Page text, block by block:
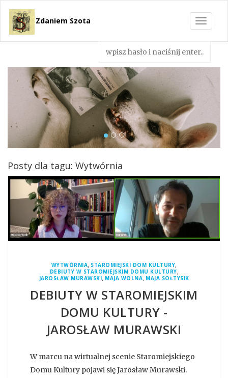
Toggle
Zdaniem Szota
Posty dla tagu: Wytwórnia
WYTWÓRNIA, STAROMIEJSKI DOM KULTURY,
DEBIUTY W STAROMIEJSKIM DOMU KULTURY,
JAROSŁAW MURAWSKI, MAJA WOLNA, MAJA SOŁTYSIK
DEBIUTY W STAROMIEJSKIM
DOMU KULTURY -
JAROSŁAW MURAWSKI
W marcu na wirtualnej scenie Staromiejskiego
Domu Kultury pojawi się Jarosław Murawski.